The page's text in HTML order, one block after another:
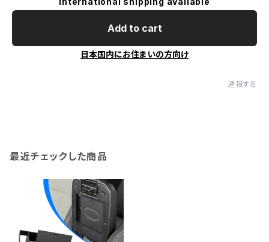
Add to cart
日本国内にお住まいの方向け
通報する
最近チェックした商品